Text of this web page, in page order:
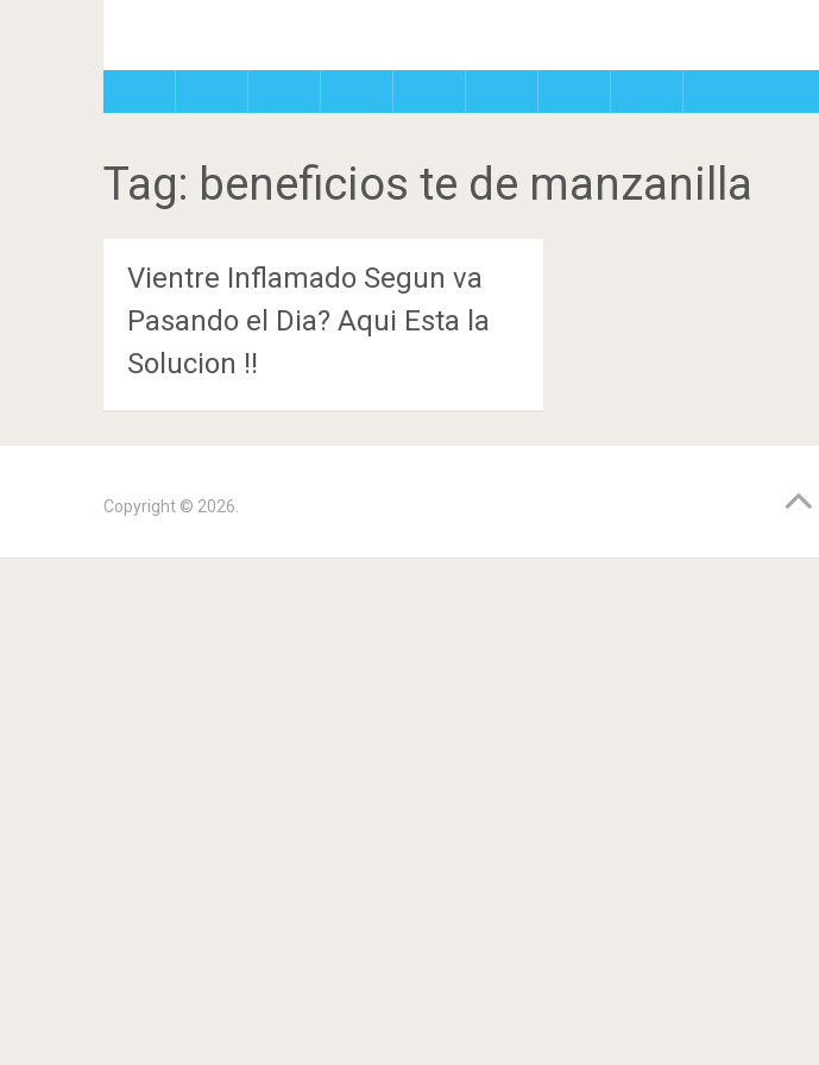
Tag: beneficios te de manzanilla
Vientre Inflamado Segun va
Pasando el Dia? Aqui Esta la
Solucion !!
Copyright © 2026.